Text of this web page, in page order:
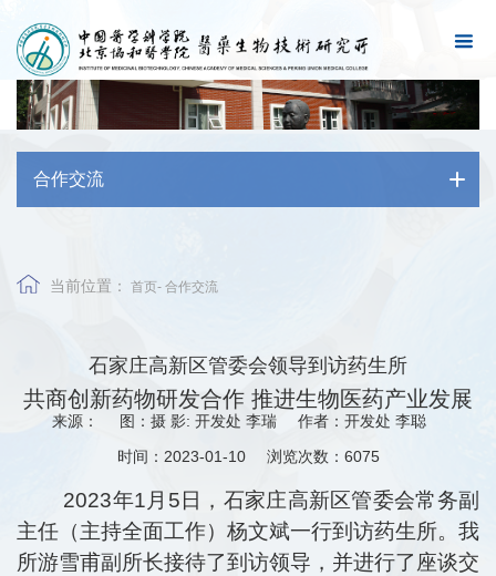
合作交流
当前位置： 首页- 合作交流
石家庄高新区管委会领导到访药生所
共商创新药物研发合作 推进生物医药产业发展
来源： 图：摄 影: 开发处 李瑞
作者：开发处 李聪
时间：2023-01-10
浏览次数： 6075
2023年1月5日，石家庄高新区管委会常务副
主任（主持全面工作）杨文斌一行到访药生所。我
所游雪甫副所长接待了到访领导，并进行了座谈交